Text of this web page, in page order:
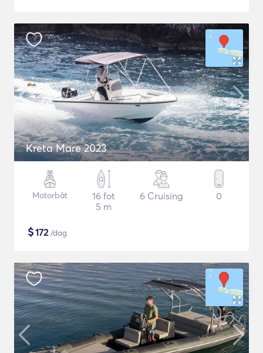
Kreta Mare 2023
Motorbåt
16 fot
5 m
6 Cruising 0
$172/dag